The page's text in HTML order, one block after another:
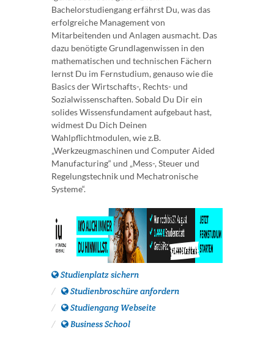
Bachelorstudiengang erfährst Du, was das
erfolgreiche Management von
Mitarbeitenden und Anlagen ausmacht. Das
dazu benötigte Grundlagenwissen in den
mathematischen und technischen Fächern
lernst Du im Fernstudium, genauso wie die
Basics der Wirtschafts-, Rechts- und
Sozialwissenschaften. Sobald Du Dir ein
solides Wissensfundament aufgebaut hast,
widmest Du Dich Deinen
Wahlpflichtmodulen, wie z.B.
„Werkzeugmaschinen und Computer Aided
Manufacturing“ und „Mess-, Steuer und
Regelungstechnik und Mechatronische
Systeme“.
Studienplatz sichern
Studienbroschüre anfordern
Studiengang Webseite
Business School